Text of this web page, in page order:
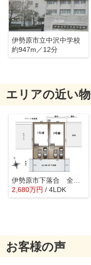
伊勢原市立中沢中学校
約947m／12分
エリアの近い
伊勢原市下落合 全２棟 新築住宅
2,680万円 / 4LDK
お客様の声